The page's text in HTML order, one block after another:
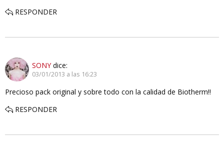
RESPONDER
SONY dice:
03/01/2013 a las 16:23
Precioso pack original y sobre todo con la calidad de Biotherm!!
RESPONDER